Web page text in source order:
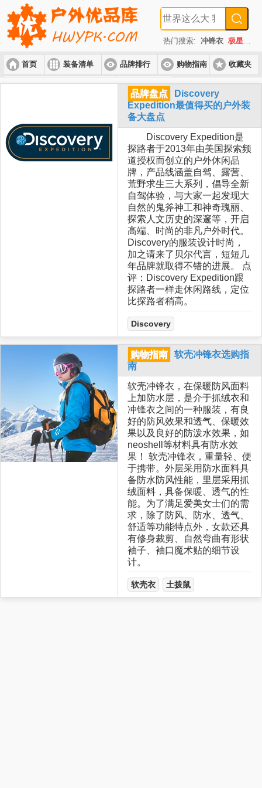
热门搜索: 冲锋衣 极星
首页 装备清单 品牌排行 购物指南
入门套装 进阶套装 高端套装
收藏夹
品牌盘点
Discovery
Expedition最值得买的户外装
备大盘点
Discovery Expedition是
探路者于2013年由美国探索频
道授权而创立的户外休闲品
牌，产品线涵盖自驾、露营、
荒野求生三大系列，倡导全新
自驾体验，与大家一起发现大
自然的鬼斧神工和神奇瑰丽、
探索人文历史的深邃等，开启
高端、时尚的非凡户外时代。
Discovery的服装设计时尚，
加之请来了贝尔代言，短短几
年品牌就取得不错的进展。 点
评：Discovery Expedition跟
探路者一样走休闲路线，定位
比探路者稍高。
Discovery
购物指南
软壳冲锋衣选购指
南
软壳冲锋衣，在保暖防风面料
上加防水层，是介于抓绒衣和
冲锋衣之间的一种服装，有良
好的防风效果和透气、保暖效
果以及良好的防泼水效果，如
neoshell等材料具有防水效
果！ 软壳冲锋衣，重量轻、便
于携带。外层采用防水面料具
备防水防风性能，里层采用抓
绒面料，具备保暖、透气的性
能。为了满足爱美女士们的需
求，除了防风、防水、透气、
舒适等功能特点外，女款还具
有修身裁剪、自然弯曲有形状
袖子、袖口魔术贴的细节设
计。
软壳衣 土拨鼠